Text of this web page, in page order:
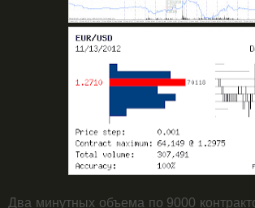
Два минутных объема по 9000